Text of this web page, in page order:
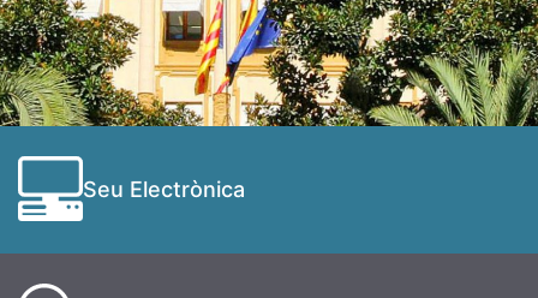
Seu Electrònica